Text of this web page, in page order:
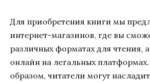
Для приобретения книги мы
интернет-магазинов, где вы
различных форматах для чтения,
онлайн на легальных
образом, читатели могут